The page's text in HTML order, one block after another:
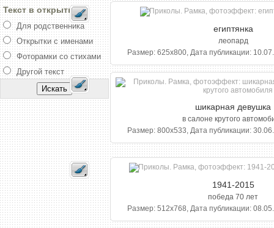
Текст в открытке
Для родственника
Открытки с именами
Фоторамки со стихами
Другой текст
египтянка
леопард
Размер: 625x800, Дата публикации:
шикарная девушка
в салоне крутого
Размер: 800x533, Дата публикации:
1941-2015
победа 70 лет
Размер: 512x768, Дата публикации: